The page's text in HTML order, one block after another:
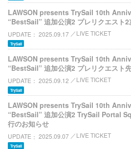
LAWSON presents TrySail 10th
“BestSail” 追加公演2 プレリクエスト
UPDATE 2025.09.17 LIVE TICKET
TrySail
LAWSON presents TrySail 10th
“BestSail” 追加公演2 プレリクエスト
UPDATE 2025.09.12 LIVE TICKET
TrySail
LAWSON presents TrySail 10th
“BestSail” 追加公演2 TrySail Portal
行のお知らせ
UPDATE 2025.09.07 LIVE TICKET
TrySail